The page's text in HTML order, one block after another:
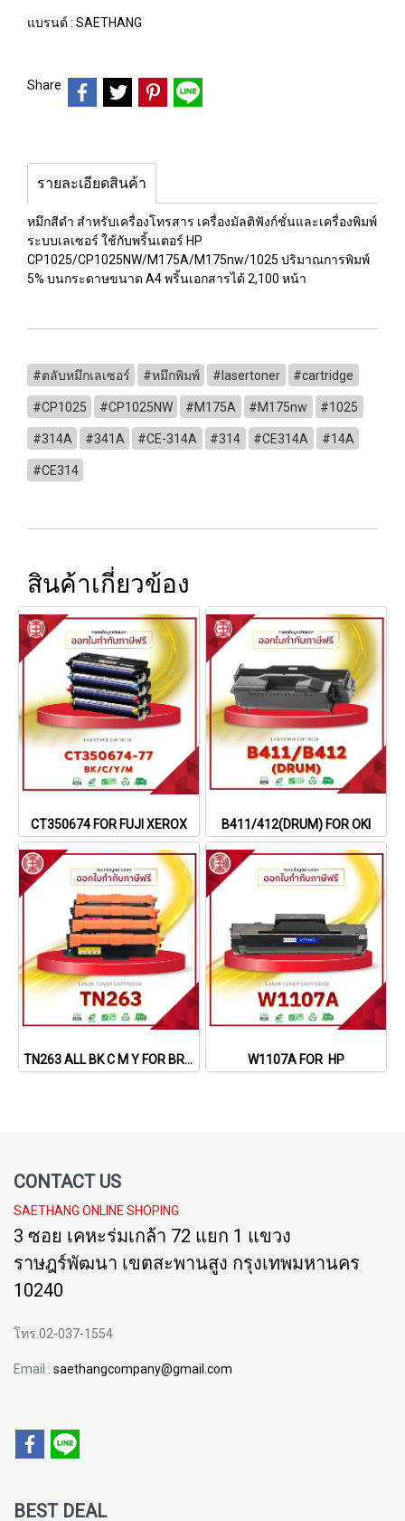
แบรนด์ : SAETHANG
Share
รายละเอียดสินค้า
หมึกสีดำ สำหรับเครื่องโทรสาร เครื่องมัลติฟังก์ชั่นและเครื่องพิมพ์
ระบบเลเซอร์ ใช้กับพริ้นเตอร์ HP
CP1025/CP1025NW/M175A/M175nw/1025 ปริมาณการพิมพ์
5% บนกระดาษขนาด A4 พริ้นเอกสารได้ 2,100 หน้า
#ตลับหมึกเลเซอร์ #หมึกพิมพ์ #lasertoner #cartridge
#CP1025 #CP1025NW #M175A #M175nw #1025
#314A #341A #CE-314A #314 #CE314A #14A
#CE314
สินค้าเกี่ยวข้อง
CT350674 FOR FUJI XEROX B411/412(DRUM) FOR OKI
TN263 ALL BK C M Y FOR BROTHER W1107A FOR HP
CONTACT US
SAETHANG ONLINE SHOPING
3 ซอย เคหะร่มเกล้า 72 แยก 1 แขวง
ราษฎร์พัฒนา เขตสะพานสูง กรุงเทพมหานคร
10240
โทร.02-037-1554
Email : saethangcompany@gmail.com
BEST DEAL